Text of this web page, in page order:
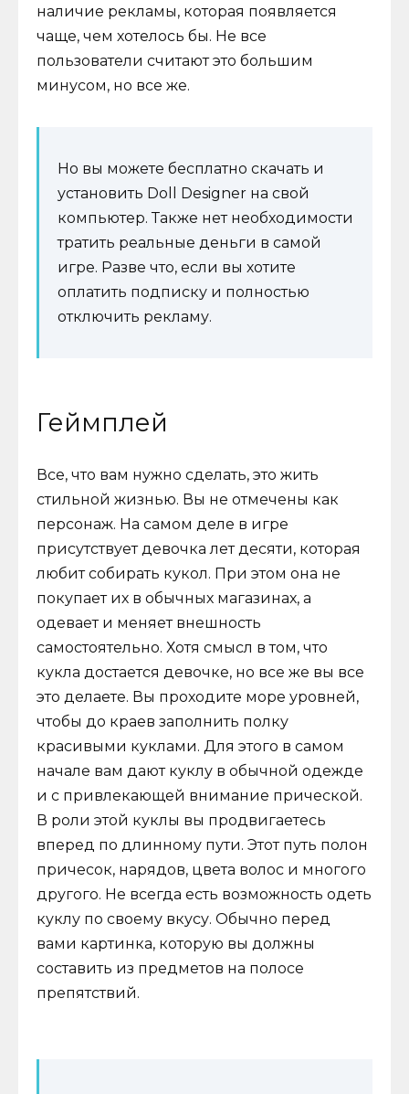
наличие рекламы, которая появляется
чаще, чем хотелось бы. Не все
пользователи считают это большим
минусом, но все же.
Но вы можете бесплатно скачать и
установить Doll Designer на свой
компьютер. Также нет необходимости
тратить реальные деньги в самой
игре. Разве что, если вы хотите
оплатить подписку и полностью
отключить рекламу.
Геймплей
Все, что вам нужно сделать, это жить
стильной жизнью. Вы не отмечены как
персонаж. На самом деле в игре
присутствует девочка лет десяти, которая
любит собирать кукол. При этом она не
покупает их в обычных магазинах, а
одевает и меняет внешность
самостоятельно. Хотя смысл в том, что
кукла достается девочке, но все же вы все
это делаете. Вы проходите море уровней,
чтобы до краев заполнить полку
красивыми куклами. Для этого в самом
начале вам дают куклу в обычной одежде
и с привлекающей внимание прической.
В роли этой куклы вы продвигаетесь
вперед по длинному пути. Этот путь полон
причесок, нарядов, цвета волос и многого
другого. Не всегда есть возможность одеть
куклу по своему вкусу. Обычно перед
вами картинка, которую вы должны
составить из предметов на полосе
препятствий.